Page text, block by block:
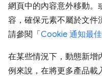
網頁中的內容意外移動。
容，確保元素不屬於文件
請參閱「Cookie 通知最
在某些情況下，動態新增
例來說，在將更多產品載